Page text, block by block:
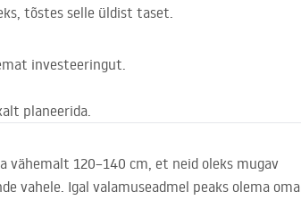
tõstes selle üldist taset.
investeeringut.
planeerida.
vähemalt 120–140 cm, et neid oleks mugav
vahele. Igal valamuseadmel peaks olema oma